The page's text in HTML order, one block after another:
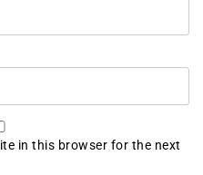
in this browser for the next